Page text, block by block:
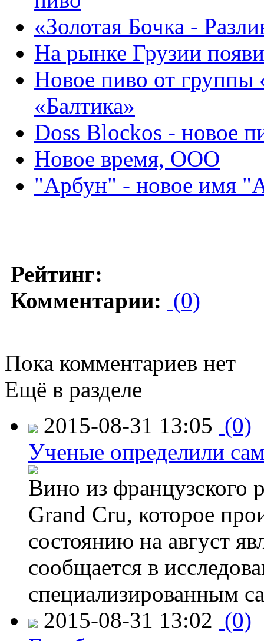
«Золотая Бочка -
На рынке Грузии
Новое пиво от группы
«Балтика»
Doss Blockos - новое
Новое время, ООО
"Арбун" - новое имя
Рейтинг:
Комментарии: (0)
Пока комментариев нет
Ещё в разделе
2015-08-31 13:05 (0)
Ученые определили
Вино из французского
Grand Cru, которое
состоянию на август
сообщается в
специализированным
2015-08-31 13:02 (0)